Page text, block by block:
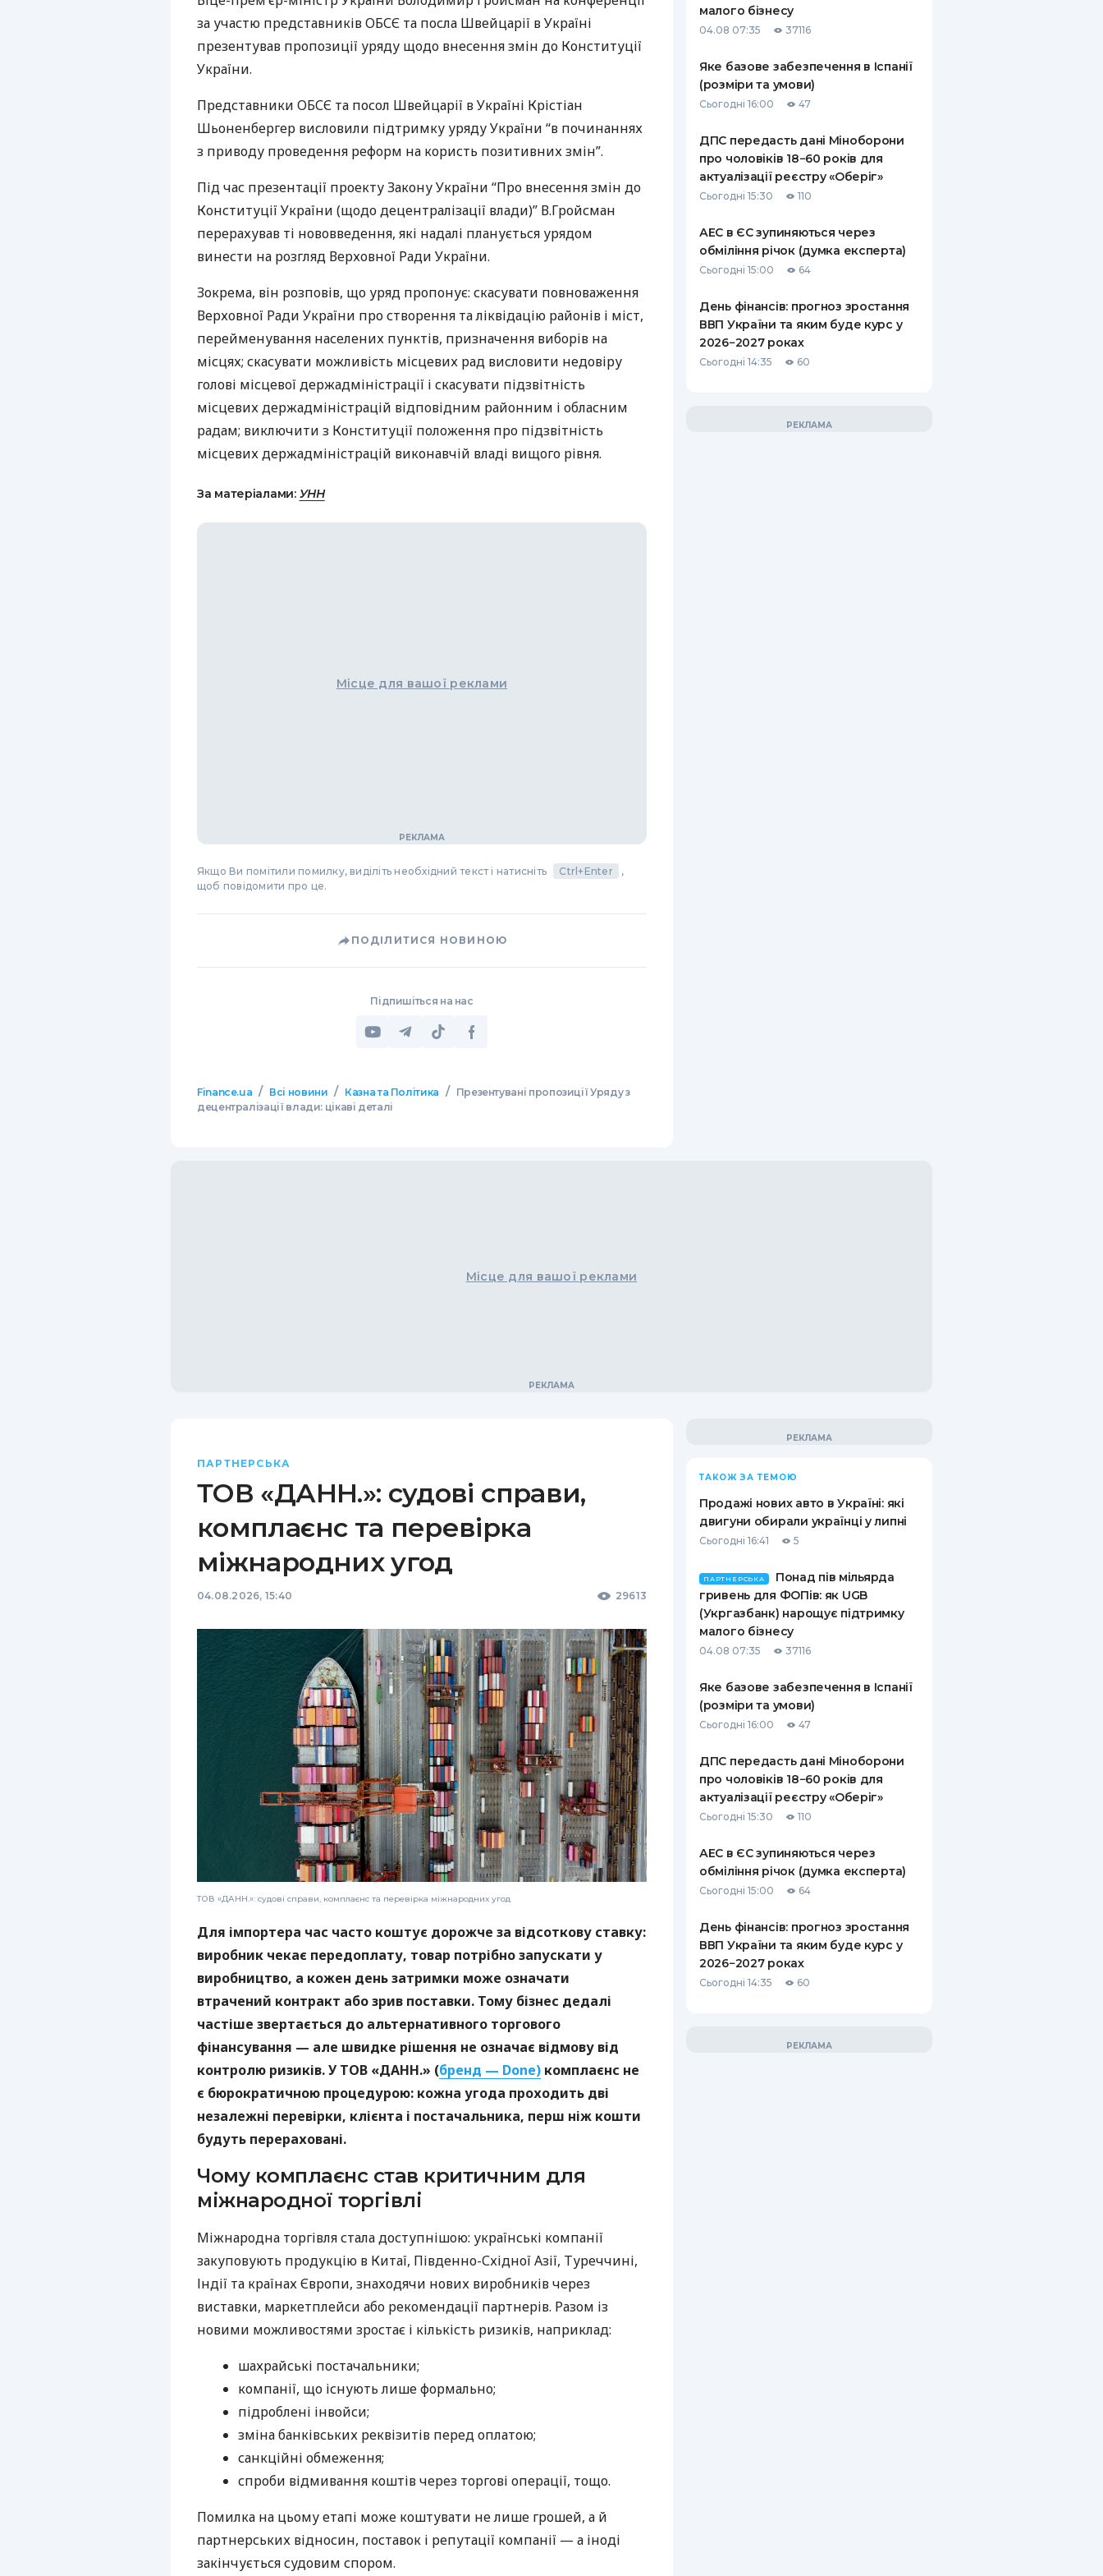
РЕЙТИНГ ДЕБЕТОВИХ
КАРТОК
ПУТІВНИКИ ПО
ПУТІВНИКИ ПО
ВСІ СТРАХОВІ ПОЛІСИ
СТРАХОВІ КОМПАНІЇ
ВІДГУКИ ПРО СТРАХОВІ
КОМПАНІЇ
ДОСТАВКА І ОПЛАТА
за участю представниківОБСЄ та посла Швейцарії в Україні
презентував пропозиції уряду щодо внесення змін до Конституції
України.
Представники ОБСЄ та посол Швейцарії в Україні Крістіан
Шьоненбергер висловили підтримку уряду України “в починаннях
з приводу проведення реформ на користь позитивних змін”.
Під час презентації проекту Закону України “Про внесення змін до
Конституції України (щодо децентралізації влади)” В.Гройсман
перерахував ті нововведення, які надалі планується урядом
винести на розгляд Верховної Ради України.
Зокрема, він розповів, що уряд пропонує: скасувати повноваження
Верховної Ради України про створення та ліквідацію районів і міст,
перейменування населених пунктів, призначення виборів на
місцях; скасувати можливість місцевих рад висловити недовіру
голові місцевої держадміністрації і скасувати підзвітність
місцевих держадміністрацій відповідним районним і обласним
радам; виключити з Конституції положення про підзвітність
місцевих держадміністрацій виконавчій владі вищого рівня.
За матеріалами: УНН
Місце для вашої реклами
Якщо Ви помітили помилку, виділіть необхідний текст і натисніть Ctrl+Enter
,
щоб повідомити про це.
ПОДІЛИТИСЯ НОВИНОЮ
Підпишіться на нас
Finance.ua / Всі новини / Казна та Політика /
Презентувані пропозиції Уряду з
децентралізації влади: цікаві деталі
малого бізнесу
04.08 07:35 37116
Яке базове забезпечення в Іспанії
(розміри та умови)
Сьогодні 16:00 47
ДПС передасть дані Міноборони
про чоловіків 18−60 років для
актуалізації реєстру «Оберіг»
Сьогодні 15:30 110
АЕС в ЄС зупиняються через
обміління річок (думка експерта)
Сьогодні 15:00 64
День фінансів: прогноз зростання
ВВП України та яким буде курс у
2026−2027 роках
Сьогодні 14:35 60
Місце для вашої реклами
ПАРТНЕРСЬКА
ТОВ «ДАНН.»: судові справи,
комплаєнс та перевірка
міжнародних угод
04.08.2026, 15:40 29613
ТОВ «ДАНН.»: судові справи, комплаєнс та перевірка міжнародних угод
Для імпортера час часто коштує дорожче за відсоткову ставку:
виробник чекає передоплату, товар потрібно запускати у
виробництво, а кожен день затримки може означати
втрачений контракт або зрив поставки. Тому бізнес дедалі
частіше звертається до альтернативного торгового
фінансування — але швидке рішення не означає відмову від
контролю ризиків. У ТОВ «ДАНН.» (бренд — Done) комплаєнс не
є бюрократичною процедурою: кожна угода проходить дві
незалежні перевірки, клієнта і постачальника, перш ніж кошти
будуть перераховані.
Чому комплаєнс став критичним для
міжнародної торгівлі
Міжнародна торгівля стала доступнішою: українські компанії
закуповують продукцію в Китаї, Південно-Східної Азії, Туреччині,
Індії та країнах Європи, знаходячи нових виробників через
виставки, маркетплейси або рекомендації партнерів. Разом із
новими можливостями зростає і кількість ризиків, наприклад:
шахрайські постачальники;
компанії, що існують лише формально;
підроблені інвойси;
зміна банківських реквізитів перед оплатою;
санкційні обмеження;
спроби відмивання коштів через торгові операції, тощо.
Помилка на цьому етапі може коштувати не лише грошей, а й
партнерських відносин, поставок і репутації компанії — а іноді
закінчується судовим спором.
ТАКОЖ ЗА ТЕМОЮ
Продажі нових авто в Україні: які
двигуни обирали українці у липні
Сьогодні 16:41 5
ПАРТНЕРСЬКА
Понад пів мільярда
гривень для ФОПів: як UGB
(Укргазбанк) нарощує підтримку
малого бізнесу
04.08 07:35 37116
Яке базове забезпечення в Іспанії
(розміри та умови)
Сьогодні 16:00 47
ДПС передасть дані Міноборони
про чоловіків 18−60 років для
актуалізації реєстру «Оберіг»
Сьогодні 15:30 110
АЕС в ЄС зупиняються через
обміління річок (думка експерта)
Сьогодні 15:00 64
День фінансів: прогноз зростання
ВВП України та яким буде курс у
2026−2027 роках
Сьогодні 14:35 60